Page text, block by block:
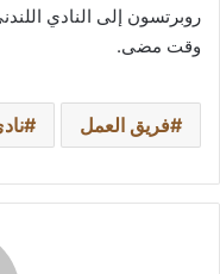
روبرتسون إلى النادي
وقت مضى.
فريق العمل